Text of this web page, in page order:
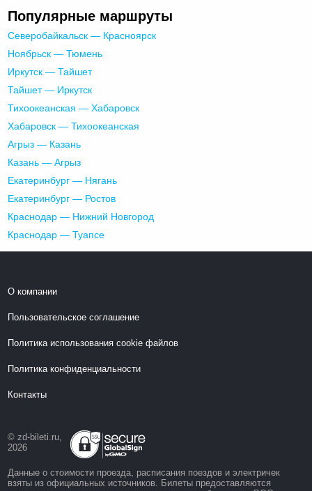
Популярные маршруты
Северобайкальск — Красноярск
Ноябрьск — Тюмень
Иркутск — Тайшет
Тайшет — Иркутск
Тихоокеанская — Хабаровск
Хабаровск — Тихоокеанская
Агрыз — Казань
Казань — Агрыз
Екатеринбург — Нягань
Екатеринбург — Ростов
Краснодар — Нижний Новгород
Краснодар — Туапсе
О компании
Пользовательское соглашение
Политика использования cookie файлов
Политика конфиденциальности
Контакты
© zd-bileti.ru,
2026
Данные о стоимости проезда, расписания поездов и электричек
взяты из официальных источников. Билеты предоставляются